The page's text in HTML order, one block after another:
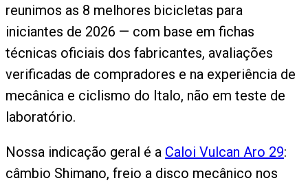
reunimos as 8 melhores bicicletas para
iniciantes de 2026 — com base em fichas
técnicas oficiais dos fabricantes, avaliações
verificadas de compradores e na experiência de
mecânica e ciclismo do Italo, não em teste de
laboratório.
Nossa indicação geral é a Caloi Vulcan Aro 29:
câmbio Shimano, freio a disco mecânico nos